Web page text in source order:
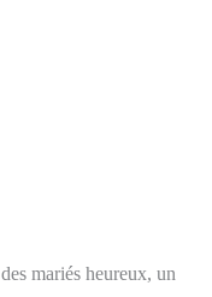
mariés heureux, un